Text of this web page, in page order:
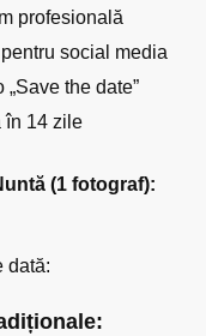
profesională
social media
the date”
în 14 zile
(1 fotograf):
dată: